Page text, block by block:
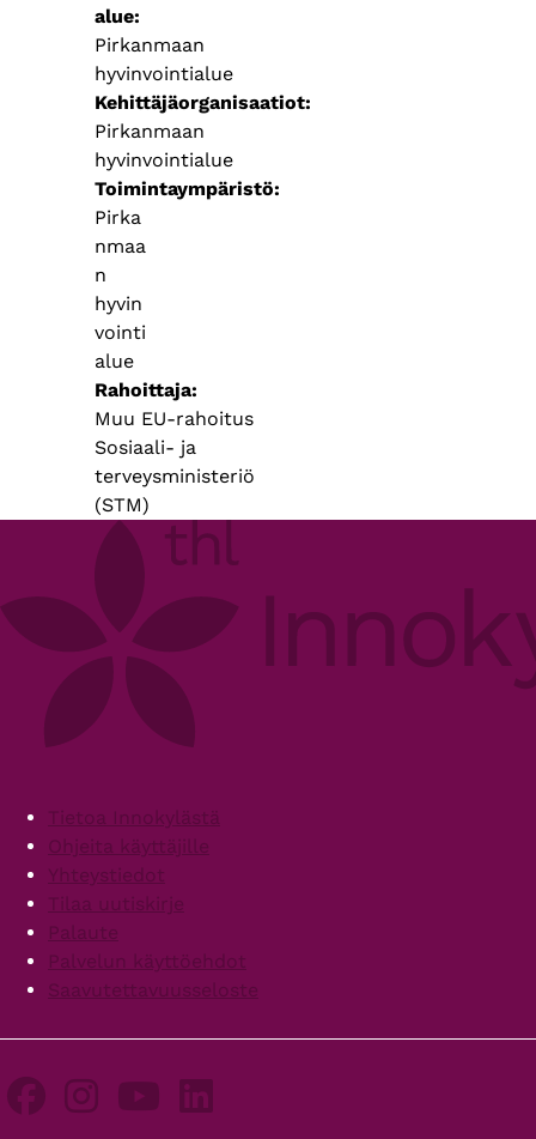
alue
Pirkanmaan
hyvinvointialue
Kehittäjäorganisaatiot
Pirkanmaan
hyvinvointialue
Toimintaympäristö
Pirka
nmaa
n
hyvin
vointi
alue
Rahoittaja
Muu EU-rahoitus
Sosiaali- ja
terveysministeriö
(STM)
FooterTietoa Innokylästä
Ohjeita käyttäjille
Yhteystiedot
Tilaa uutiskirje
Palaute
Palvelun käyttöehdot
Saavutettavuusseloste